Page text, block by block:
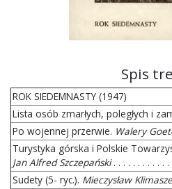
Spis
ROK SIEDEMNASTY (1947)
Lista osób zmarłych, poległych i
Po wojennej przerwie. Walery
Turystyka górska i Polskie
Jan Alfred Szczepański. . . . . . . . . . . .
Sudety (5- ryc.). Mieczysław